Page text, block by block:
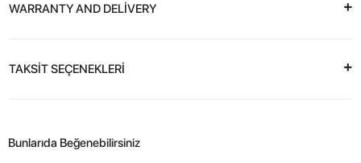
WARRANTY AND DELİVERY
TAKSİT SEÇENEKLERİ
Bunlarıda Beğenebilirsiniz